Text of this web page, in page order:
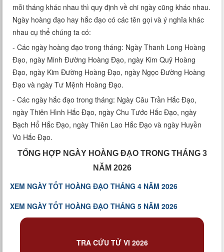
Cung hoàng đạo
mỗi tháng khác nhau thì quy định về chi ngày cũng khác nhau.
Ngày hoàng đạo hay hắc đạo có các tên gọi và ý nghĩa khác
nhau cụ thể chúng ta có:
- Các ngày hoàng đạo trong tháng: Ngày Thanh Long Hoàng
Đạo, ngày Minh Đường Hoàng Đạo, ngày Kim Quỹ Hoàng
Đạo, ngày Kim Đường Hoàng Đạo, ngày Ngọc Đường Hoàng
Đạo và ngày Tư Mệnh Hoàng Đạo.
- Các ngày hắc đạo trong tháng: Ngày Câu Trần Hắc Đạo,
ngày Thiên Hình Hắc Đạo, ngày Chu Tước Hắc Đạo, ngày
Bạch Hổ Hắc Đạo, ngày Thiên Lao Hắc Đạo và ngày Huyền
Vũ Hắc Đạo.
TỔNG HỢP NGÀY HOÀNG ĐẠO TRONG THÁNG 3
NĂM 2026
XEM NGÀY TỐT HOÀNG ĐẠO THÁNG 4 NĂM 2026
XEM NGÀY TỐT HOÀNG ĐẠO THÁNG 5 NĂM 2026
TRA CỨU TỬ VI 2026